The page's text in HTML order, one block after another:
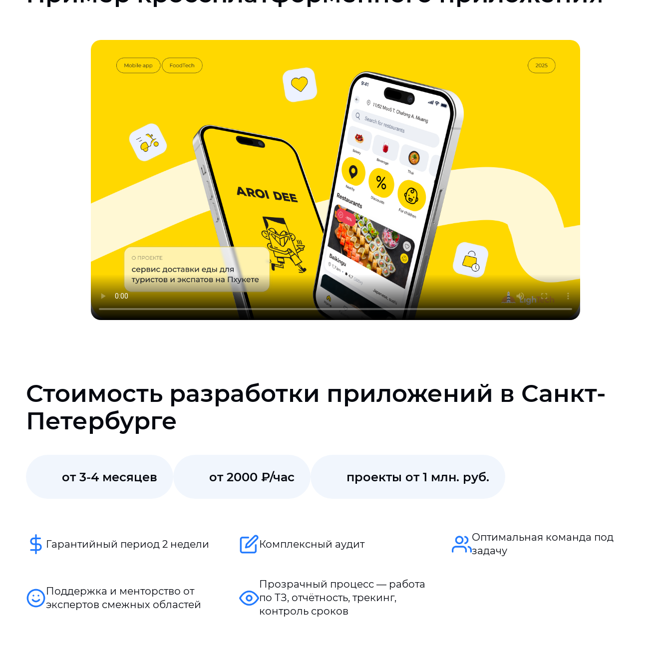
Стоимость разработки приложений в Санкт-
Петербурге
от 3-4 месяцев от 2000 ₽/час проекты от 1 млн. руб.
Гарантийный период 2 недели Комплексный аудит
Оптимальная команда под
задачу
Поддержка и менторство от
экспертов смежных областей
Прозрачный процесс — работа
по ТЗ, отчётность, трекинг,
контроль сроков